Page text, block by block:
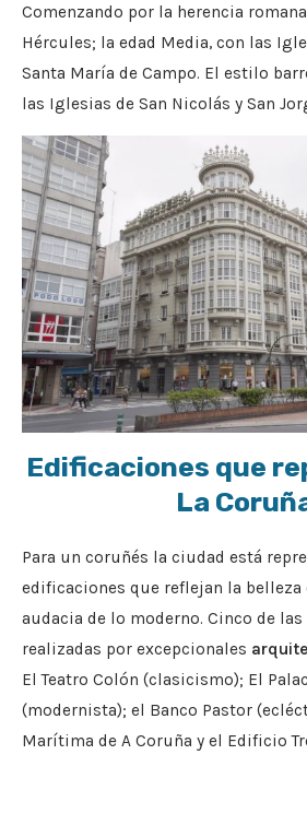
Comenzando por la herencia
Hércules; la edad Media, con las
Santa María de Campo. El estilo
las Iglesias de San Nicolás y San
Edificaciones que
La
Para un coruñés la ciudad está
edificaciones que reflejan la
audacia de lo moderno. Cinco de
realizadas por excepcionales
El Teatro Colón (clasicismo); El
(modernista); el Banco Pastor
Marítima de A Coruña y el Edificio